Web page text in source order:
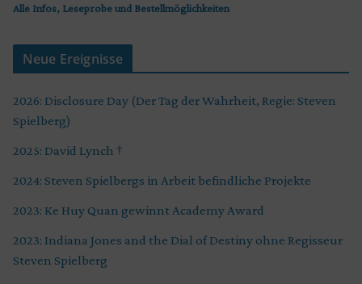
Alle Infos, Leseprobe und Bestellmöglichkeiten
Neue Ereignisse
2026: Disclosure Day (Der Tag der Wahrheit, Regie: Steven
Spielberg)
2025: David Lynch †
2024: Steven Spielbergs in Arbeit befindliche Projekte
2023: Ke Huy Quan gewinnt Academy Award
2023: Indiana Jones and the Dial of Destiny ohne Regisseur
Steven Spielberg